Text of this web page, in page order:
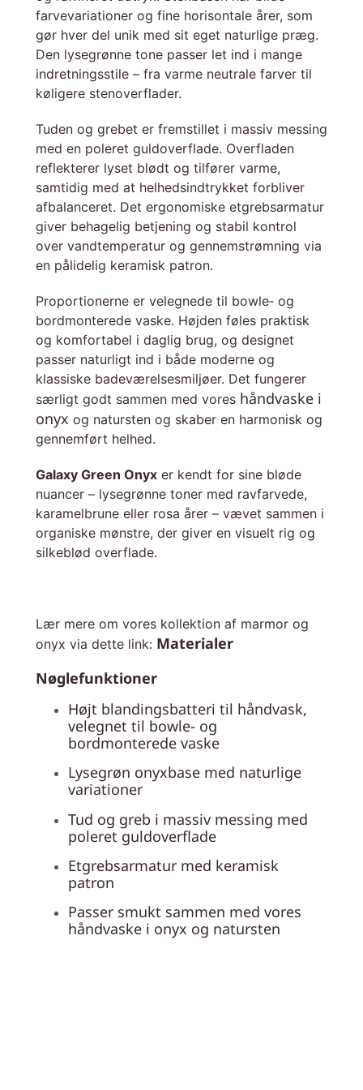
farvevariationer og fine horisontale årer, som
gør hver del unik med sit eget naturlige præg.
Den lysegrønne tone passer let ind i mange
indretningsstile – fra varme neutrale farver til
køligere stenoverflader.
Tuden og grebet er fremstillet i massiv messing
med en poleret guldoverflade. Overfladen
reflekterer lyset blødt og tilfører varme,
samtidig med at helhedsindtrykket forbliver
afbalanceret. Det ergonomiske etgrebsarmatur
giver behagelig betjening og stabil kontrol
over vandtemperatur og gennemstrømning via
en pålidelig keramisk patron.
Proportionerne er velegnede til bowle‑ og
bordmonterede vaske. Højden føles praktisk
og komfortabel i daglig brug, og designet
passer naturligt ind i både moderne og
klassiske badeværelsesmiljøer. Det fungerer
særligt godt sammen med vores håndvaske i
onyx og natursten og skaber en harmonisk og
gennemført helhed.
Galaxy Green Onyx er kendt for sine bløde
nuancer – lysegrønne toner med ravfarvede,
karamelbrune eller rosa årer – vævet sammen i
organiske mønstre, der giver en visuelt rig og
silkeblød overflade.
Lær mere om vores kollektion af marmor og
onyx via dette link: Materialer
Nøglefunktioner
Højt blandingsbatteri til håndvask,
velegnet til bowle- og
bordmonterede vaske
Lysegrøn onyxbase med naturlige
variationer
Tud og greb i massiv messing med
poleret guldoverflade
Etgrebsarmatur med keramisk
patron
Passer smukt sammen med vores
håndvaske i onyx og natursten